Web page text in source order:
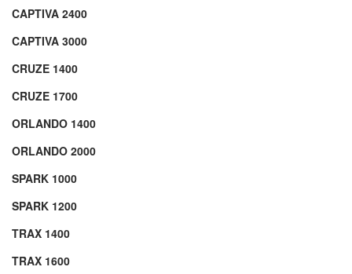
CAPTIVA 2400
CAPTIVA 3000
CRUZE 1400
CRUZE 1700
ORLANDO 1400
ORLANDO 2000
SPARK 1000
SPARK 1200
TRAX 1400
TRAX 1600